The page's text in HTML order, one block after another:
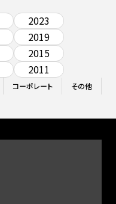
2023
2019
2015
2011
コーポレート その他